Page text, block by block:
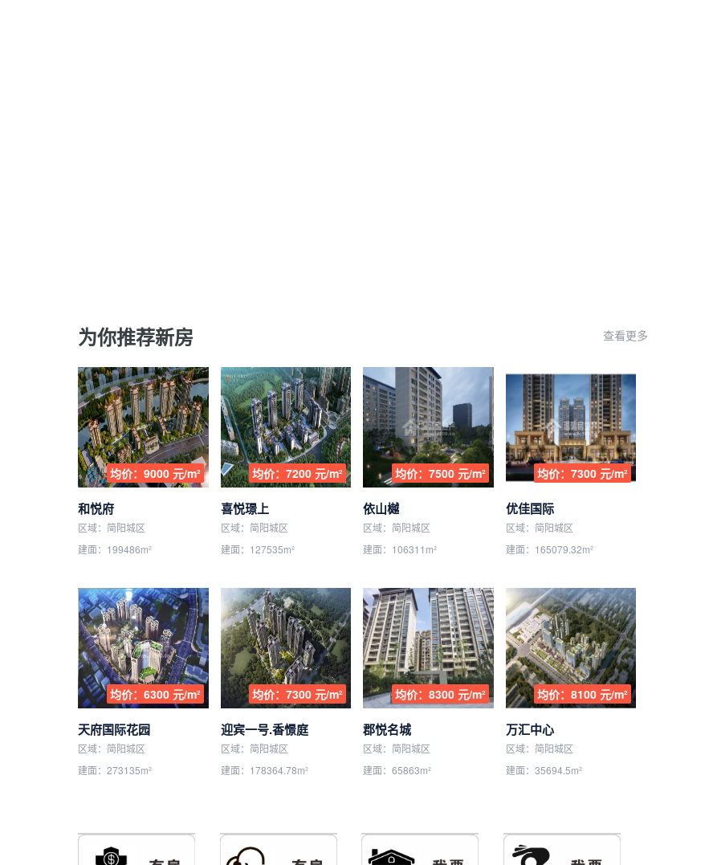
为你推荐新房 查看更多
均价：9000 元/m²
和悦府
区域：简阳城区
建面：199486m²
均价：7200 元/m²
喜悦璟上
区域：简阳城区
建面：127535m²
均价：7500 元/m²
依山樾
区域：简阳城区
建面：106311m²
均价：7300 元/m²
优佳国际
区域：简阳城区
建面：165079.32m²
均价：6300 元/m²
天府国际花园
区域：简阳城区
建面：273135m²
均价：7300 元/m²
迎宾一号.香憬庭
区域：简阳城区
建面：178364.78m²
均价：8300 元/m²
郡悦名城
区域：简阳城区
建面：65863m²
均价：8100 元/m²
万汇中心
区域：简阳城区
建面：35694.5m²